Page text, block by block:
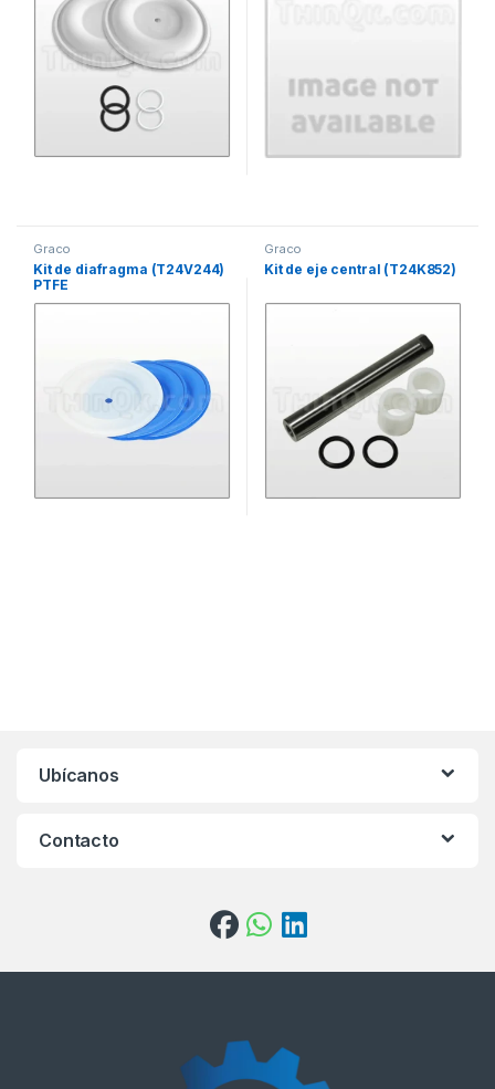
Graco
Kit de diafragma (T24V244)
PTFE
Graco
Kit de eje central (T24K852)
Ubícanos
Contacto